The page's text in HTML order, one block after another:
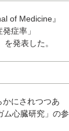
of Medicine』
症率」
発表した。
にされつつあ
ム心臓研究」の参